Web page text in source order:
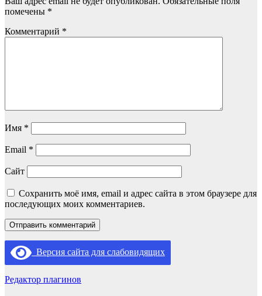
помечены *
Комментарий *
Имя *
Email *
Сайт
Сохранить моё имя, email и адрес сайта в этом браузере для
последующих моих комментариев.
Версия сайта для слабовидящих
Редактор плагинов